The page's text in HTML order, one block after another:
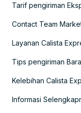
Tarif pengiriman
Contact Team
Layanan Calista
Tips pengiriman
Kelebihan Calista
Informasi